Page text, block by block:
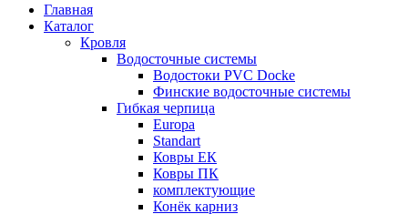
Главная
Каталог
Кровля
Водосточные системы
Водостоки PVC Docke
Финские водосточные системы
Гибкая черпица
Europa
Standart
Ковры ЕК
Ковры ПК
комплектующие
Конёк карниз